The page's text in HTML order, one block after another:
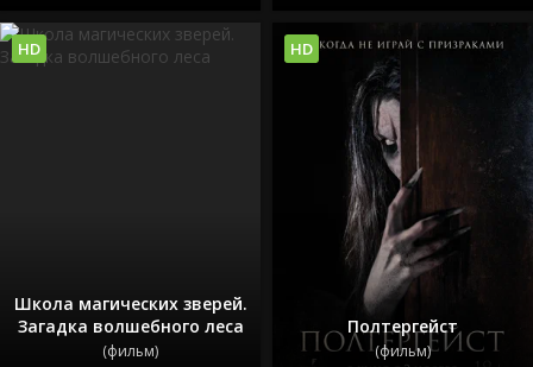
Школа магических зверей.
Загадка волшебного леса
(фильм)
HD
Полтергейст
(фильм)
HD